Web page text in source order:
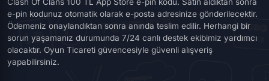
e-pin kodunuz otomatik olarak e-posta adresinize gönderilecektir.
Ödemeniz onaylandıktan sonra anında teslim edilir. Herhangi bir
sorun yaşamanız durumunda 7/24 canlı destek ekibimiz yardımcı
olacaktır. Oyun Ticareti güvencesiyle güvenli alışveriş
yapabilirsiniz.